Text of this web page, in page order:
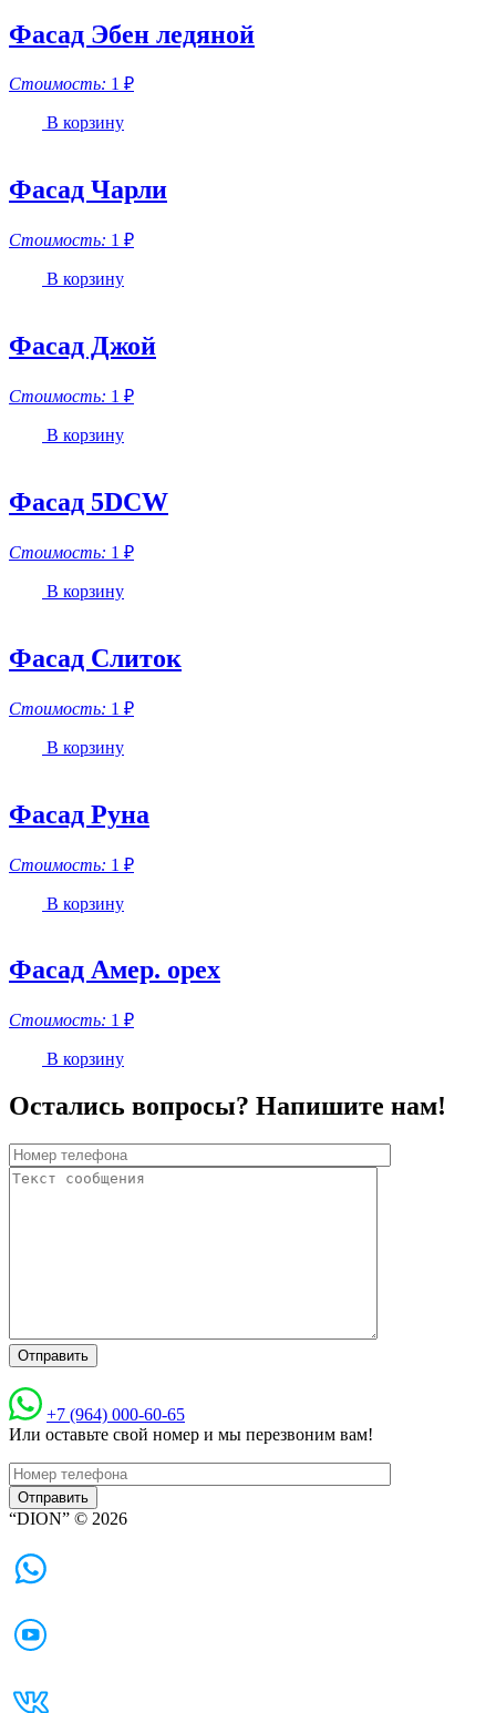
Фасад Эбен ледяной
Стоимость: 1 ₽
В корзину
Фасад Чарли
Стоимость: 1 ₽
В корзину
Фасад Джой
Стоимость: 1 ₽
В корзину
Фасад 5DCW
Стоимость: 1 ₽
В корзину
Фасад Слиток
Стоимость: 1 ₽
В корзину
Фасад Руна
Стоимость: 1 ₽
В корзину
Фасад Амер. орех
Стоимость: 1 ₽
В корзину
Остались вопросы? Напишите нам!
+7 (964) 000-60-65
Или оставьте свой номер и мы перезвоним вам!
“DION” © 2026